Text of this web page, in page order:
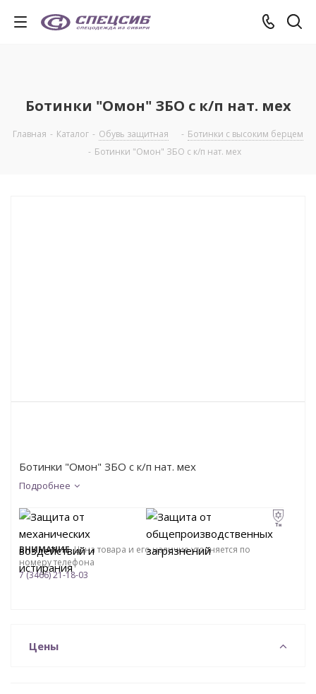
Ботинки "Омон" ЗБО с к/п нат. мех
Главная - Каталог - Обувь защитная - Ботинки с высоким берцем
- Ботинки "Омон" ЗБО с к/п нат. мех
Ботинки "Омон" ЗБО с к/п нат. мех
Подробнее
ВНИМАНИЕ. Цена товара и его наличие уточняется по
номеру телефона
7 (3466) 21-18-03
Цены